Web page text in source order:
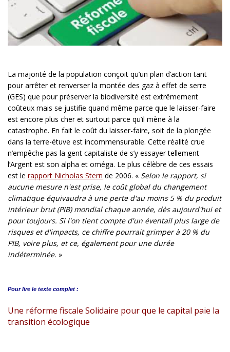
La majorité de la population conçoit qu’un plan d’action tant
pour arrêter et renverser la montée des gaz à effet de serre
(GES) que pour préserver la biodiversité est extrêmement
coûteux mais se justifie quand même parce que le laisser-faire
est encore plus cher et surtout parce qu’il mène à la
catastrophe. En fait le coût du laisser-faire, soit de la plongée
dans la terre-étuve est incommensurable. Cette réalité crue
n’empêche pas la gent capitaliste de s’y essayer tellement
l’Argent est son alpha et oméga. Le plus célèbre de ces essais
est le rapport Nicholas Stern de 2006. « Selon le rapport, si
aucune mesure n'est prise, le coût global du changement
climatique équivaudra à une perte d'au moins 5 % du produit
intérieur brut (PIB) mondial chaque année, dès aujourd'hui et
pour toujours. Si l'on tient compte d'un éventail plus large de
risques et d'impacts, ce chiffre pourrait grimper à 20 % du
PIB, voire plus, et ce, également pour une durée
indéterminée. »
Pour lire le texte complet :
Une réforme fiscale Solidaire pour que le capital paie la
transition écologique